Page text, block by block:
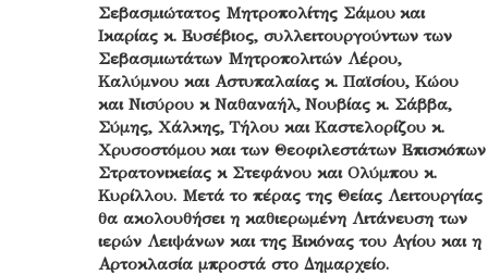
Σεβασμιώτατος Μητροπολίτης Σάμου και
Ικαρίας κ. Ευσέβιος, συλλειτουργούντων των
Σεβασμιωτάτων Μητροπολιτών Λέρου,
Καλύμνου και Αστυπαλαίας κ. Παϊσίου, Κώου
και Νισύρου κ Ναθαναήλ, Νουβίας κ. Σάββα,
Σύμης, Χάλκης, Τήλου και Καστελορίζου κ.
Χρυσοστόμου και των Θεοφιλεστάτων Επισκόπων
Στρατονικείας κ Στεφάνου και Ολύμπου κ.
Κυρίλλου. Μετά το πέρας της Θείας Λειτουργίας
θα ακολουθήσει η καθιερωμένη Λιτάνευση των
ιερών Λειψάνων και της Εικόνας του Αγίου και η
Αρτοκλασία μπροστά στο Δημαρχείο.